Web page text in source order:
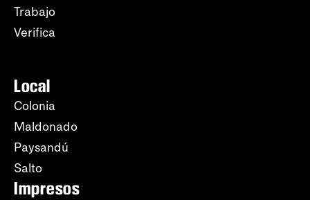
Trabajo
Verifica
Local
Colonia
Maldonado
Paysandú
Salto
Impresos